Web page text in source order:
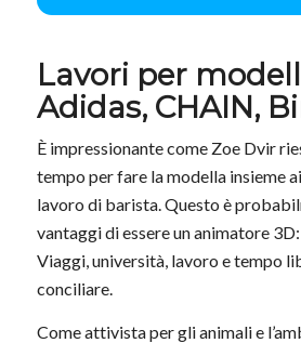
Lavori per
Adidas, CHAIN,
È impressionante come Zoe Dvir
tempo per fare la modella insieme
lavoro di barista. Questo è
vantaggi di essere un animatore
Viaggi, università, lavoro e tempo
conciliare.
Come attivista per gli animali e